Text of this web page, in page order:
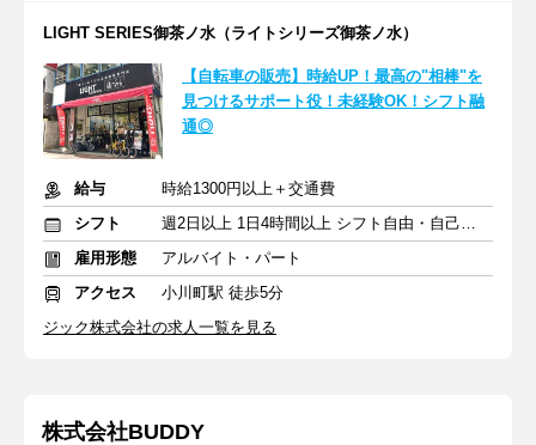
LIGHT SERIES御茶ノ水（ライトシリーズ御茶ノ水）
【自転車の販売】時給UP！最高の"相棒"を
見つけるサポート役！未経験OK！シフト融
通◎
給与
時給1300円以上＋交通費
シフト
週2日以上 1日4時間以上 シフト自由・自己申告
雇用形態
アルバイト・パート
アクセス
小川町駅 徒歩5分
ジック株式会社の求人一覧を見る
株式会社BUDDY